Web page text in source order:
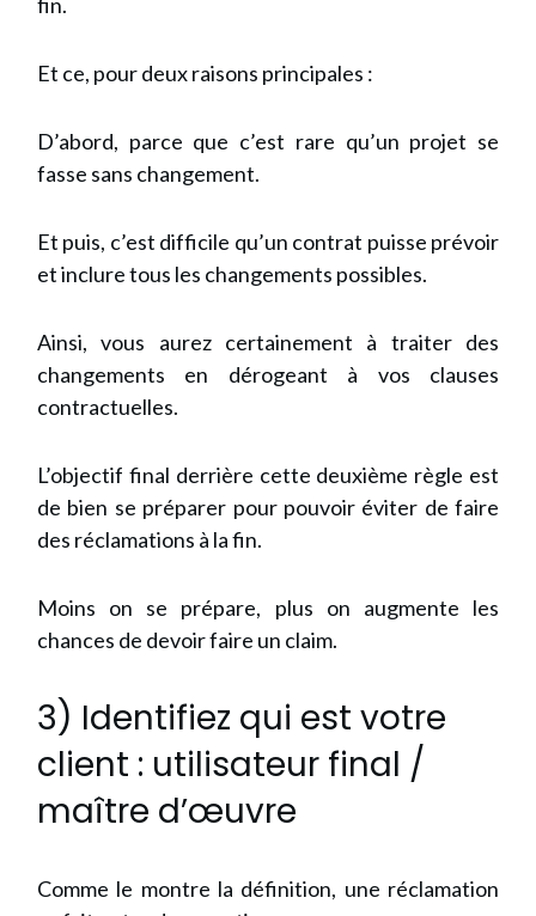
Et ce, pour deux raisons principales :
D’abord, parce que c’est rare qu’un projet se
fasse sans changement.
Et puis, c’est difficile qu’un contrat puisse prévoir
et inclure tous les changements possibles.
Ainsi, vous aurez certainement à traiter des
changements en dérogeant à vos clauses
contractuelles.
L’objectif final derrière cette deuxième règle est
de bien se préparer pour pouvoir éviter de faire
des réclamations à la fin.
Moins on se prépare, plus on augmente les
chances de devoir faire un claim.
3) Identifiez qui est votre
client : utilisateur final /
maître d’œuvre
Comme le montre la définition, une réclamation